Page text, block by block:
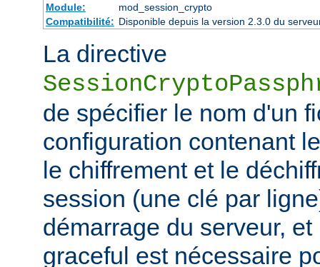
Module:
mod_session_crypto
Compatibilité: Disponible depuis la version 2.3.0 du
La directive
de spécifier le nom d'un
configuration contenant
le chiffrement et le
session (une clé par
démarrage du serveur,
graceful est nécessaire